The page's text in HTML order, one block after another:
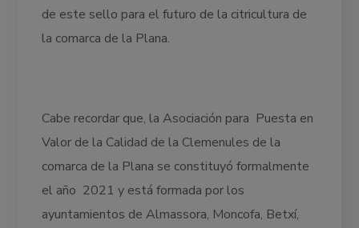
de este sello para el futuro de la citricultura de
la comarca de la Plana.
Cabe recordar que, la Asociación para Puesta en
Valor de la Calidad de la Clemenules de la
comarca de la Plana se constituyó formalmente
el año 2021 y está formada por los
ayuntamientos de Almassora, Moncofa, Betxí,